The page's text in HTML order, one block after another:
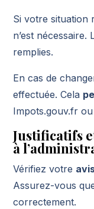
Si votre situation
n’est
remplies.
En cas de
effectuée. Cela
Impots.gouv.fr
Justificatifs
à
Vérifiez votre
Assurez-vous
correctement.